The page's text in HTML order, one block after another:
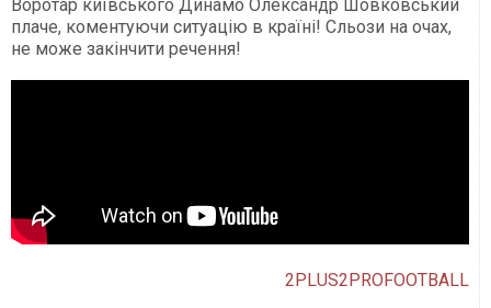
Воротар київського Динамо Олександр Шовковський
плаче, коментуючи ситуацію в країні! Сльози на очах,
не може закінчити речення!
2PLUS2PROFOOTBALL